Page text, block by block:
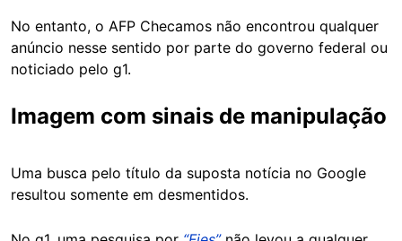
No entanto, o AFP Checamos não encontrou qualquer
anúncio nesse sentido por parte do governo federal ou
noticiado pelo g1.
Imagem com sinais de manipulação
Uma busca pelo título da suposta notícia no Google
resultou somente em desmentidos.